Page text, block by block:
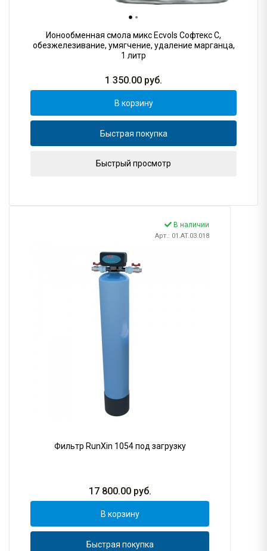
Ионообменная смола микс Ecvols Софтекс C,
обезжелезивание, умягчение, удаление марганца,
1 литр
1 350.00 руб.
В корзину
Быстрая покупка
Быстрый просмотр
В наличии
Арт.: 01.AT.03.018
Фильтр RunXin 1054 под загрузку
17 800.00руб.
В корзину
Быстрая покупка